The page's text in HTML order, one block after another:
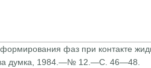
фаз при контакте
думка, 1984.—№ 12.—С. 46—48.